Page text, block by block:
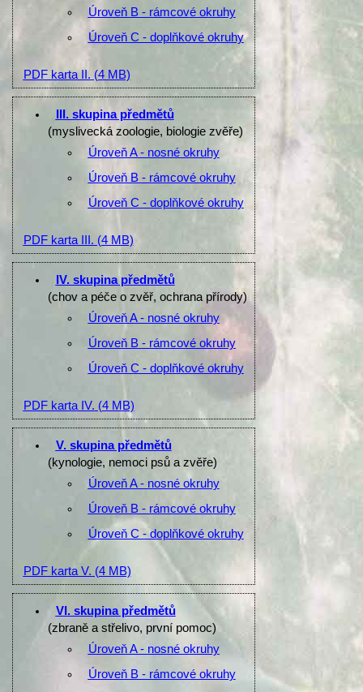
Úroveň B - rámcové okruhy
Úroveň C - doplňkové okruhy
PDF karta II. (4 MB)
III. skupina předmětů
(myslivecká zoologie, biologie zvěře)
Úroveň A - nosné okruhy
Úroveň B - rámcové okruhy
Úroveň C - doplňkové okruhy
PDF karta III. (4 MB)
IV. skupina předmětů
(chov a péče o zvěř, ochrana přírody)
Úroveň A - nosné okruhy
Úroveň B - rámcové okruhy
Úroveň C - doplňkové okruhy
PDF karta IV. (4 MB)
V. skupina předmětů
(kynologie, nemoci psů a zvěře)
Úroveň A - nosné okruhy
Úroveň B - rámcové okruhy
Úroveň C - doplňkové okruhy
PDF karta V. (4 MB)
VI. skupina předmětů
(zbraně a střelivo, první pomoc)
Úroveň A - nosné okruhy
Úroveň B - rámcové okruhy